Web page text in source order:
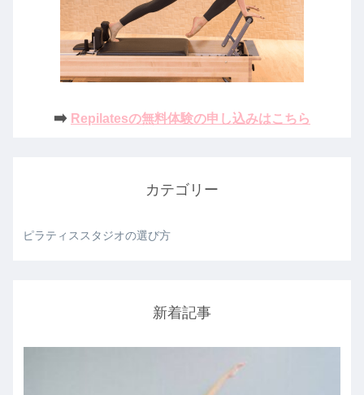
➡️ Repilatesの無料体験の申し込みはこちら
カテゴリー
ピラティススタジオの選び方
新着記事